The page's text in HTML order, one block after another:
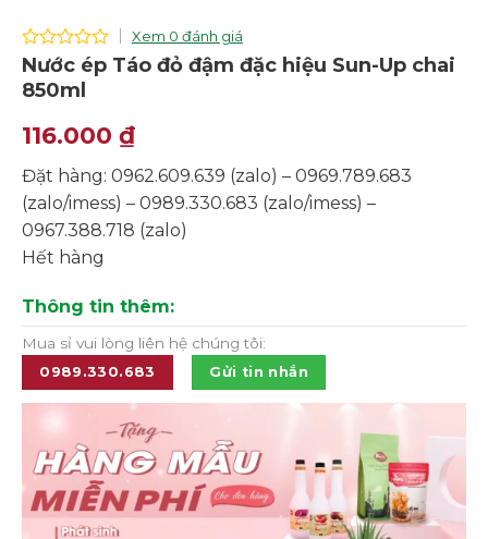
0
out
of
Xem 0 đánh giá
Nước ép Táo đỏ đậm đặc hiệu Sun-Up chai
850ml
116.000 ₫
Đặt hàng: 0962.609.639 (zalo) – 0969.789.683
(zalo/imess) – 0989.330.683 (zalo/imess) –
0967.388.718 (zalo)
Hết hàng
Thông tin thêm:
Mua sỉ vui lòng liên hệ chúng tôi:
0989.330.683 Gửi tin nhắn